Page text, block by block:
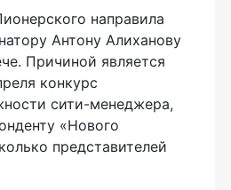
направила
Антону Алиханову
Причиной является
конкурс
сити-менеджера,
«Нового
представителей